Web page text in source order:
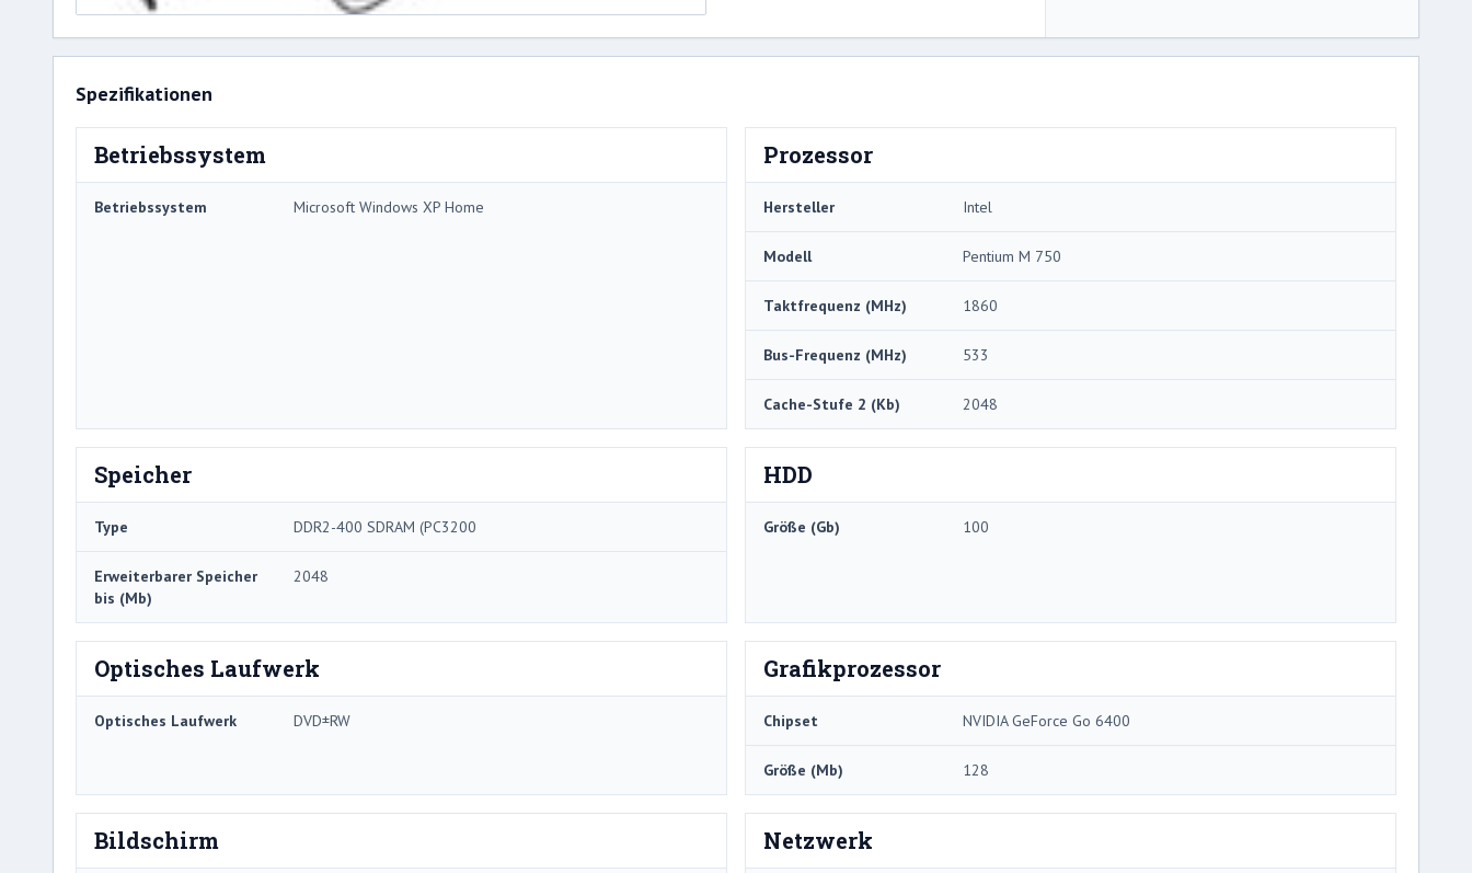
Spezifikationen
Betriebssystem
Betriebssystem Microsoft Windows XP Home
Prozessor
Hersteller Intel
Modell Pentium M 750
Taktfrequenz (MHz) 1860
Bus-Frequenz (MHz) 533
Cache-Stufe 2 (Kb) 2048
Speicher
Type DDR2-400 SDRAM (PC3200
Erweiterbarer Speicher
bis (Mb)
2048
HDD
Größe (Gb) 100
Optisches Laufwerk
Optisches Laufwerk DVD±RW
Grafikprozessor
Chipset NVIDIA GeForce Go 6400
Größe (Mb) 128
Bildschirm Netzwerk